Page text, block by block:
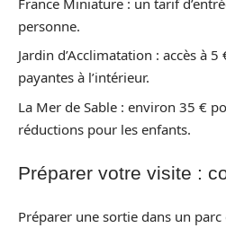
personne.
Jardin d’Acclimatation : accès à
payantes à l’intérieur.
La Mer de Sable : environ 35 €
réductions pour les enfants.
Préparer votre visite :
Préparer une sortie dans un parc